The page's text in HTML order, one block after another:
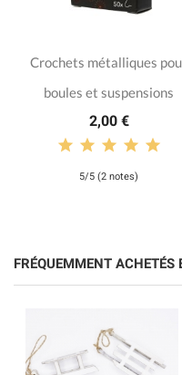
Crochets métalliques
boules et suspensions
2,00 €
5/5 (2 notes)
FRÉQUEMMENT ACHETÉS